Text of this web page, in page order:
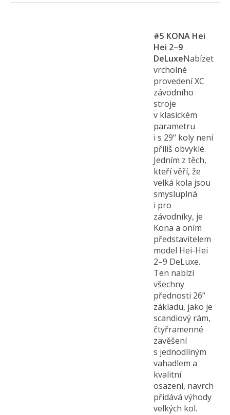
#5 KONA Hei
Hei 2–9
DeLuxeNabízet
vrcholné
provedení XC
závodního
stroje
v klasickém
parametru
i s 29“ koly není
příliš obvyklé.
Jedním z těch,
kteří věří, že
velká kola jsou
smysluplná
i pro
závodníky, je
Kona a oním
představitelem
model Hei-Hei
2–9 DeLuxe.
Ten nabízí
všechny
přednosti 26“
základu, jako je
scandiový rám,
čtyřramenné
zavěšení
s jednodílným
vahadlem a
kvalitní
osazení, navrch
přidává výhody
velkých kol.